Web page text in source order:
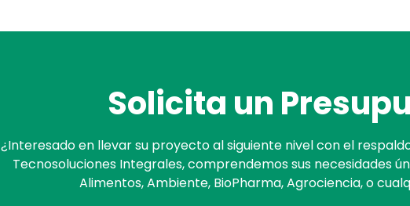
Solicita un
¿Interesado en llevar su proyecto al siguiente nivel con el
Tecnosoluciones Integrales, comprendemos sus necesidades
Alimentos, Ambiente, BioPharma, Agrociencia, o